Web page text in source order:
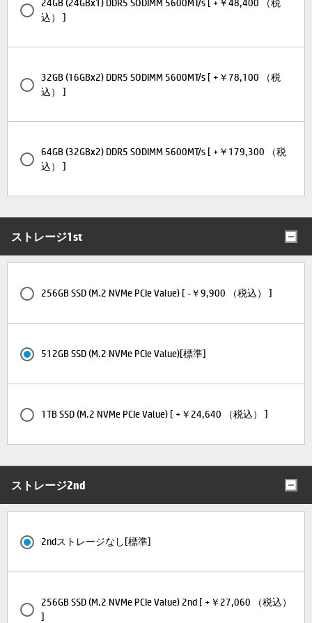
24GB (24GBx1) DDR5 SODIMM 5600MT/s [ +￥48,400 （税
込） ]
32GB (16GBx2) DDR5 SODIMM 5600MT/s [ +￥78,100 （税
込） ]
64GB (32GBx2) DDR5 SODIMM 5600MT/s [ +￥179,300 （税
込） ]
ストレージ1st
256GB SSD (M.2 NVMe PCIe Value) [ -￥9,900 （税込） ]
512GB SSD (M.2 NVMe PCIe Value)[標準]
1TB SSD (M.2 NVMe PCIe Value) [ +￥24,640 （税込） ]
ストレージ2nd
2ndストレージなし[標準]
256GB SSD (M.2 NVMe PCIe Value) 2nd [ +￥27,060 （税込）
]